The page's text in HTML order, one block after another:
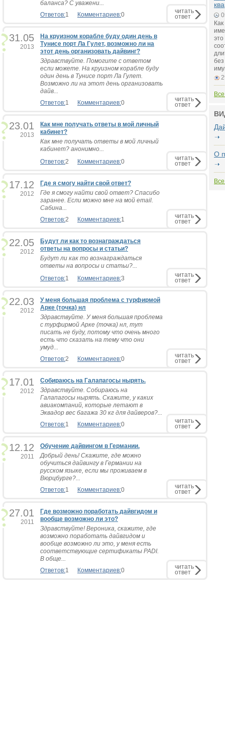
баланса? С уважени...
Ответов:1 Комментариев:0 читать
ответ
31.05
2013
На круизном корабле буду один день в
Тунисе порт Ла Гулет, возможно ли на
этот день организовать дайвинг?
Здравствуйте. Помогите с ответом
если можете. На круизном корабле буду
один день в Тунисе порт Ла Гулет.
Возможно ли на этот день организовать
дайв...
Ответов:1 Комментариев:0 читать
ответ
23.01
2013
Как мне получать ответы в мой личный
кабинет?
Как мне получать ответы в мой личный
кабинет? анонимно...
Ответов:2 Комментариев:0 читать
ответ
17.12
2012
Где я смогу найти свой ответ?
Где я смогу найти свой ответ? Спасибо
заранее. Если можно мне на мой email.
Сабина...
Ответов:2 Комментариев:1 читать
ответ
22.05
2012
Будут ли как то вознаграждаться
ответы на вопросы и статьи?
Будут ли как то вознаграждаться
ответы на вопросы и статьи?...
Ответов:1 Комментариев:3 читать
ответ
22.03
2012
У меня большая проблема с турфирмой
Арке (точка) нл
Здравствуйте. У меня большая проблема
с турфирмой Арке (точка) нл, тут
писать не буду, потому что очень много
есть что сказать на тему что они
умуд...
Ответов:2 Комментариев:0 читать
ответ
17.01
2012
Собираюсь на Галапагосы нырять.
Здравствуйте. Собираюсь на
Галапагосы нырять. Скажите, у каких
авиакомпаний, которые летают в
Эквадор вес багажа 30 кг для дайверов?...
Ответов:1 Комментариев:0 читать
ответ
12.12
2011
Обучение дайвингом в Германии.
Добрый день! Скажите, где можно
обучиться дайвингу в Германии на
русском языке, если мы проживаем в
Вюрцбурге?...
Ответов:1 Комментариев:0 читать
ответ
27.01
2011
Где возможно поработать дайвгидом и
вообще возможно ли это?
Здравствуйте! Вероника, скажите, где
возможно поработать дайвгидом и
вообще возможно ли это, у меня есть
соответствующие сертификаты PADI.
В обще...
Ответов:1 Комментариев:0 читать
ответ
О